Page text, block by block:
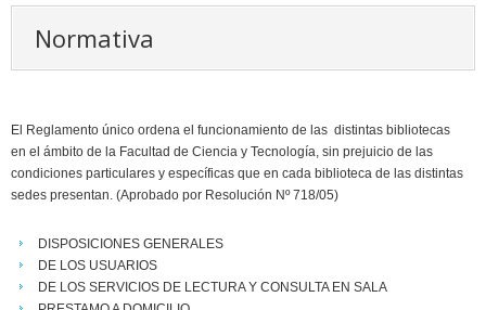
Normativa
El Reglamento único ordena el funcionamiento de las distintas bibliotecas
en el ámbito de la Facultad de Ciencia y Tecnología, sin prejuicio de las
condiciones particulares y específicas que en cada biblioteca de las distintas
sedes presentan. (Aprobado por Resolución Nº 718/05)
DISPOSICIONES GENERALES
DE LOS USUARIOS
DE LOS SERVICIOS DE LECTURA Y CONSULTA EN SALA